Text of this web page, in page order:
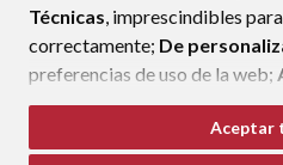
Técnicas, imprescindibles
correctamente; De
preferencias de uso de la web;
funcionamiento de la web y
Si acepta pulsando el botón
Aceptar